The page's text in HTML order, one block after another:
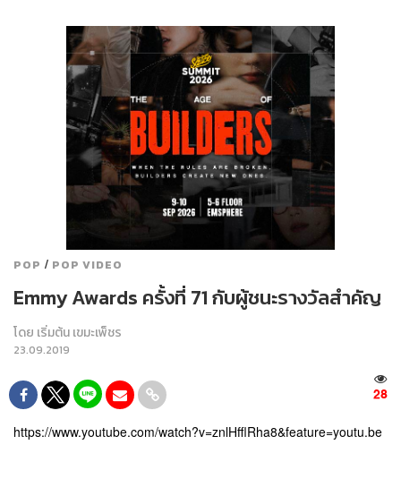
POP / POP VIDEO
Emmy Awards ครั้งที่ 71 กับผู้ชนะรางวัลสำคัญ
โดย เริ่มต้น เขมะเพ็ชร
23.09.2019
28
https://www.youtube.com/watch?v=znlHfflRha8&feature=youtu.be